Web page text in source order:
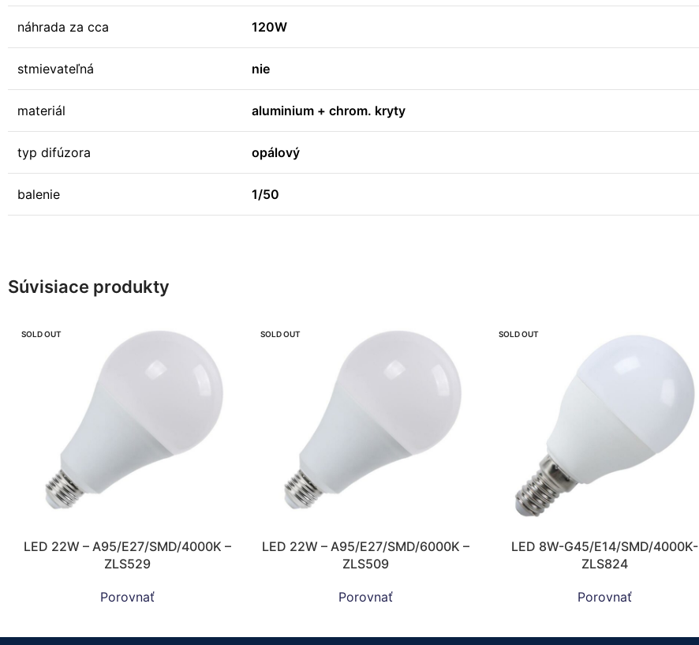
náhrada za cca 120W
stmievateľná nie
materiál aluminium + chrom. kryty
typ difúzora opálový
balenie 1/50
Súvisiace produkty
SOLD OUT
LED 22W – A95/E27/SMD/4000K –
ZLS529
Porovnať
SOLD OUT
LED 22W – A95/E27/SMD/6000K –
ZLS509
Porovnať
SOLD OUT
LED 8W-G45/E14/SMD/4000K-
ZLS824
Porovnať